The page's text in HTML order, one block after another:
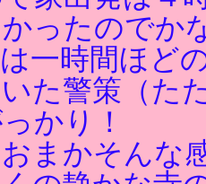
ったのでか
一時間ほど
た警策（た
かり！
まかそんな